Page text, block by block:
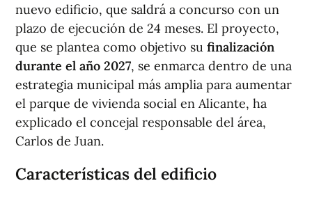
nuevo edificio, que saldrá a concurso con un
plazo de ejecución de 24 meses. El proyecto,
que se plantea como objetivo su finalización
durante el año 2027, se enmarca dentro de una
estrategia municipal más amplia para aumentar
el parque de vivienda social en Alicante, ha
explicado el concejal responsable del área,
Carlos de Juan.
Características del edificio